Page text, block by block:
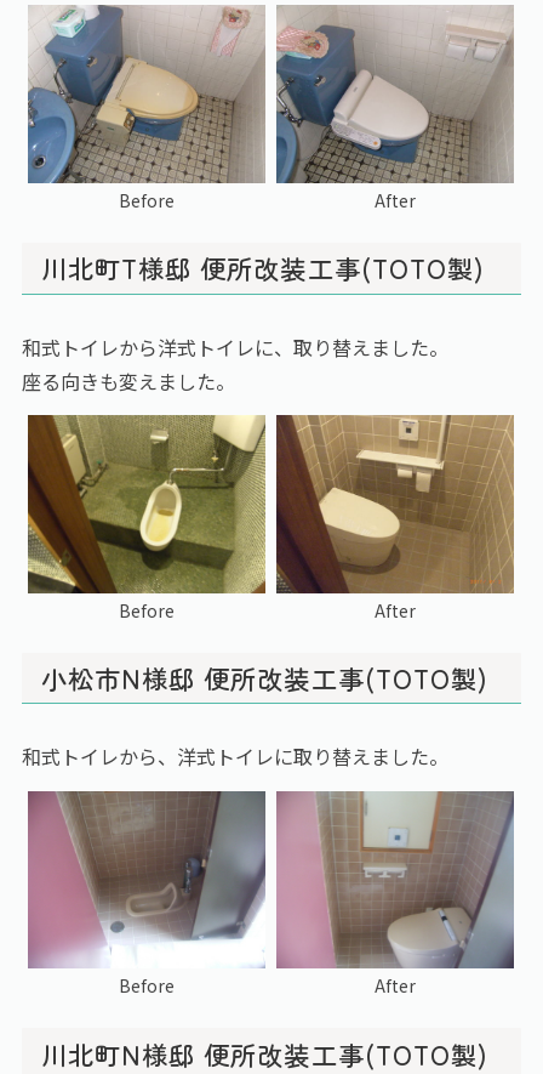
Before After
川北町T様邸 便所改装工事(TOTO製)
和式トイレから洋式トイレに、取り替えました。
座る向きも変えました。
Before After
小松市N様邸 便所改装工事(TOTO製)
和式トイレから、洋式トイレに取り替えました。
Before After
川北町N様邸 便所改装工事(TOTO製)